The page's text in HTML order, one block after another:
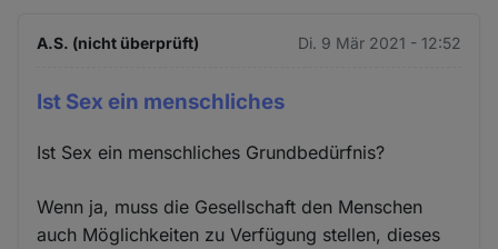
A.S. (nicht überprüft) Di. 9 Mär 2021 - 12:52
Ist Sex ein menschliches
Ist Sex ein menschliches Grundbedürfnis?
Wenn ja, muss die Gesellschaft den Menschen
auch Möglichkeiten zu Verfügung stellen, dieses